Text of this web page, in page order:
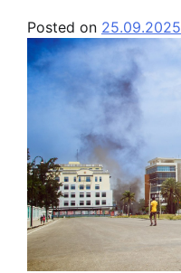
Posted on 25.09.2025